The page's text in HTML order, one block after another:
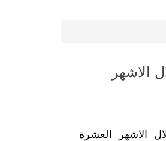
الاشهر
الاشهر العشرة